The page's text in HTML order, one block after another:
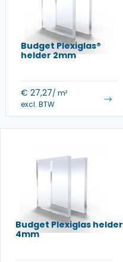
Budget Plexiglas®
helder 2mm
€ 27,27/ m²
excl. BTW
Budget Plexiglas helder
4mm